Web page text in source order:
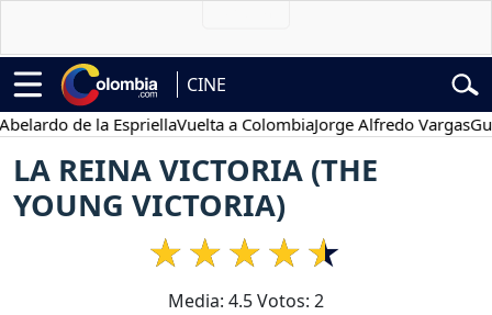
CINE
de la EspriellaVuelta a ColombiaJorge Alfredo Vargas
LA REINA VICTORIA (THE
YOUNG VICTORIA)
Media: 4.5Votos: 2